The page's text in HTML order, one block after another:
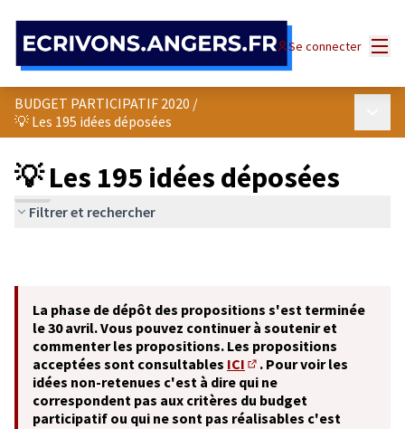
Se connecter
BUDGET PARTICIPATIF 2020 /
💡 Les 195 idées déposées
💡 Les 195 idées déposées
Filtrer et rechercher
La phase de dépôt des propositions s'est terminée
le 30 avril. Vous pouvez continuer à soutenir et
commenter les propositions. Les propositions
acceptées sont consultables ICI
(S'ouvre dans un nouvel
. Pour voir les
idées non-retenues c'est à dire qui ne
correspondent pas aux critères du budget
participatif ou qui ne sont pas réalisables c'est